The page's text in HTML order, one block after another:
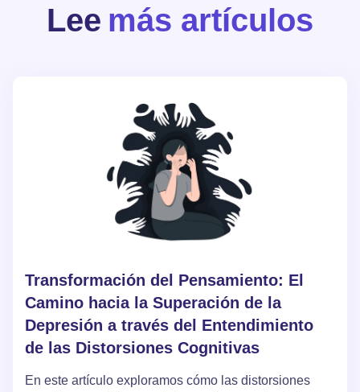
Lee más artículos
Transformación del Pensamiento: El
Camino hacia la Superación de la
Depresión a través del Entendimiento
de las Distorsiones Cognitivas
En este artículo exploramos cómo las distorsiones